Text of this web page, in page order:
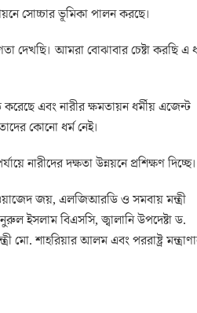
সোচ্চার ভূমিকা পালন করছে।
দেখছি। আমরা বোঝাবার চেষ্টা করছি এ
এবং নারীর ক্ষমতায়ন ধর্মীয় এজেন্ট
কোনো ধর্ম নেই।
নারীদের দক্ষতা উন্নয়নে প্রশিক্ষণ দিচ্ছে।
ওয়াজেদ জয়, এলজিআরডি ও সমবায় মন্ত্রী
ইসলাম বিএসসি, জ্বালানি উপদেষ্টা ড.
মো. শাহরিয়ার আলম এবং পররাষ্ট্র